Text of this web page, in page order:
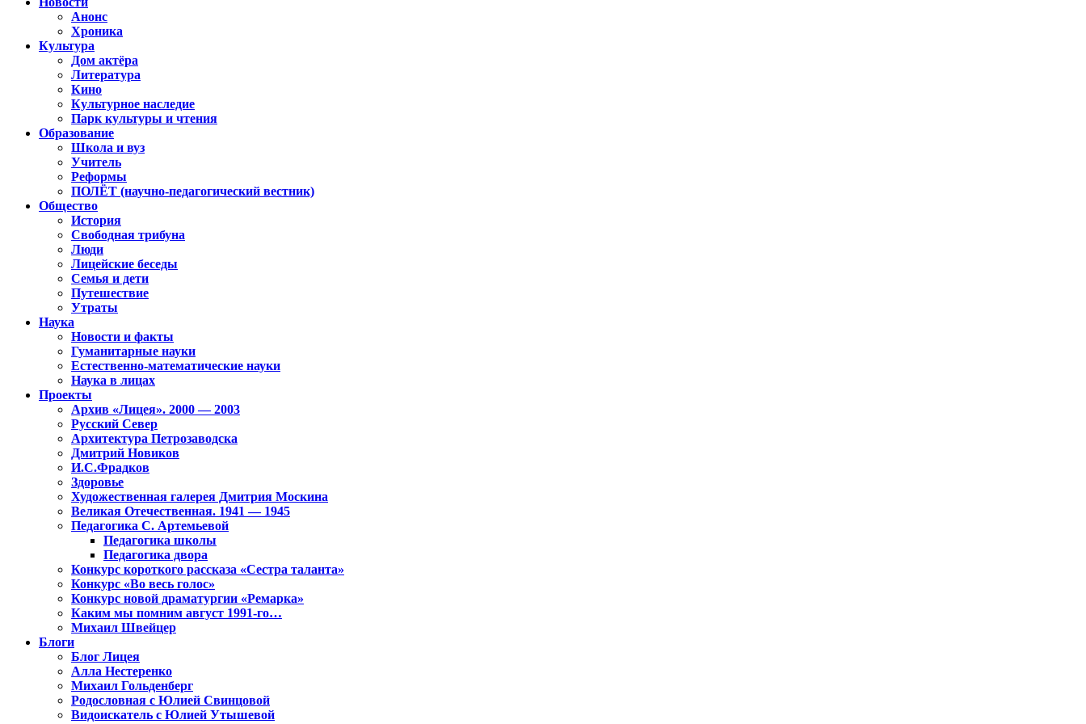
Анонс
Хроника
Культура
Дом актёра
Литература
Кино
Культурное наследие
Парк культуры и чтения
Образование
Школа и вуз
Учитель
Реформы
ПОЛЁТ (научно-педагогический вестник)
Общество
История
Свободная трибуна
Люди
Лицейские беседы
Семья и дети
Путешествие
Утраты
Наука
Новости и факты
Гуманитарные науки
Естественно-математические науки
Наука в лицах
Проекты
Архив «Лицея». 2000 — 2003
Русский Север
Архитектура Петрозаводска
Дмитрий Новиков
И.С.Фрадков
Здоровье
Художественная галерея Дмитрия Москина
Великая Отечественная. 1941 — 1945
Педагогика С. Артемьевой
Педагогика школы
Педагогика двора
Конкурс короткого рассказа «Сестра таланта»
Конкурс «Во весь голос»
Конкурс новой драматургии «Ремарка»
Каким мы помним август 1991-го…
Михаил Швейцер
Блоги
Блог Лицея
Алла Нестеренко
Михаил Гольденберг
Родословная с Юлией Свинцовой
Видоискатель с Юлией Утышевой